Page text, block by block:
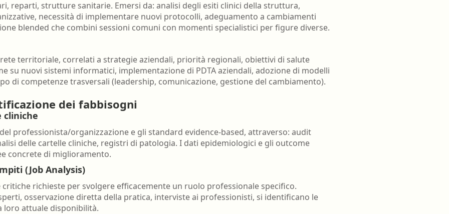
reparti, strutture sanitarie. Emersi da: analisi degli esiti clinici della struttura,
necessità di implementare nuovi protocolli, adeguamento a cambiamenti
blended che combini sessioni comuni con momenti specialistici per figure diverse.
territoriale, correlati a strategie aziendali, priorità regionali, obiettivi di salute
su nuovi sistemi informatici, implementazione di PDTA aziendali, adozione di modelli
di competenze trasversali (leadership, comunicazione, gestione del cambiamento).
dei fabbisogni
cliniche
professionista/organizzazione e gli standard evidence-based, attraverso: audit
delle cartelle cliniche, registri di patologia. I dati epidemiologici e gli outcome
concrete di miglioramento.
(Job Analysis)
richieste per svolgere efficacemente un ruolo professionale specifico.
osservazione diretta della pratica, interviste ai professionisti, si identificano le
loro attuale disponibilità.